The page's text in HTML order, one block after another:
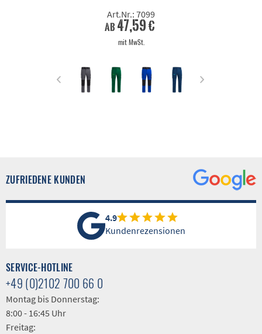
Art.Nr.: 7099
ab 47,59 €
mit MwSt.
ZUFRIEDENE KUNDEN
4.9
Kundenrezensionen
SERVICE-HOTLINE
+49 (0)2102 700 66 0
Montag bis Donnerstag:
8:00 - 16:45 Uhr
Freitag: